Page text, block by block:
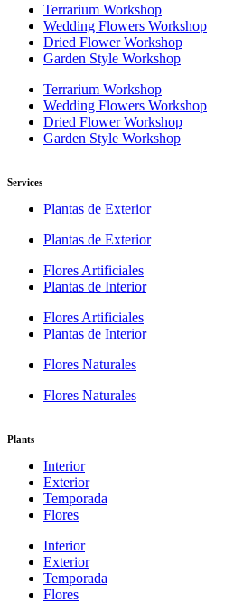
Terrarium Workshop
Wedding Flowers Workshop
Dried Flower Workshop
Garden Style Workshop
Terrarium Workshop
Wedding Flowers Workshop
Dried Flower Workshop
Garden Style Workshop
Services
Plantas de Exterior
Plantas de Exterior
Flores Artificiales
Plantas de Interior
Flores Artificiales
Plantas de Interior
Flores Naturales
Flores Naturales
Plants
Interior
Exterior
Temporada
Flores
Interior
Exterior
Temporada
Flores